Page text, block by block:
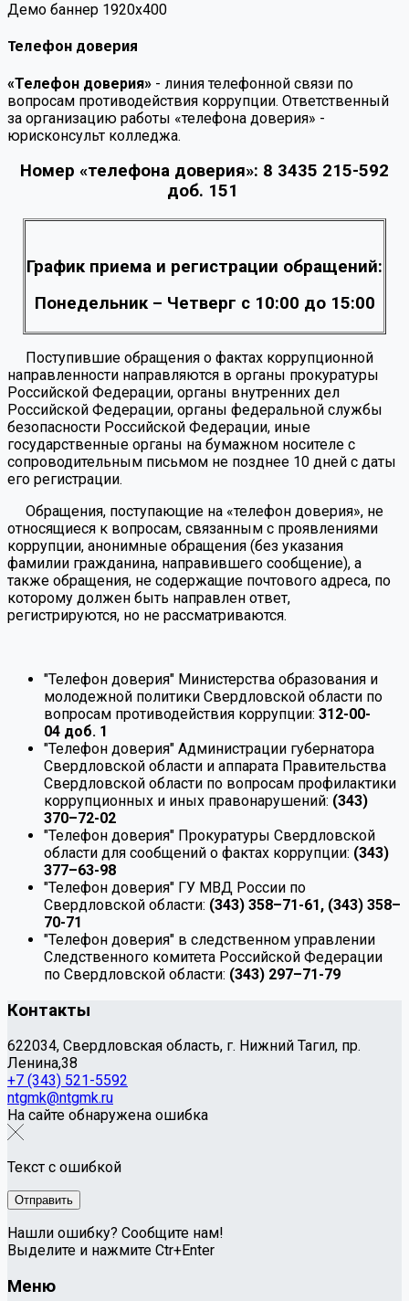
Демо баннер 1920х400
Телефон доверия
«Телефон доверия» - линия телефонной связи по
вопросам противодействия коррупции. Ответственный
за организацию работы «телефона доверия» -
юрисконсульт колледжа.
Номер «телефона доверия»: 8 3435 215-592
доб. 151
График приема и регистрации обращений:
Понедельник – Четверг с 10:00 до 15:00
Поступившие обращения о фактах коррупционной
направленности направляются в органы прокуратуры
Российской Федерации, органы внутренних дел
Российской Федерации, органы федеральной службы
безопасности Российской Федерации, иные
государственные органы на бумажном носителе с
сопроводительным письмом не позднее 10 дней с даты
его регистрации.
Обращения, поступающие на «телефон доверия», не
относящиеся к вопросам, связанным с проявлениями
коррупции, анонимные обращения (без указания
фамилии гражданина, направившего сообщение), а
также обращения, не содержащие почтового адреса, по
которому должен быть направлен ответ,
регистрируются, но не рассматриваются.
"Телефон доверия" Министерства образования и
молодежной политики Свердловской области по
вопросам противодействия коррупции: 312-00-
04 доб. 1
"Телефон доверия" Администрации губернатора
Свердловской области и аппарата Правительства
Свердловской области по вопросам профилактики
коррупционных и иных правонарушений: (343)
370–72-02
"Телефон доверия" Прокуратуры Свердловской
области для сообщений о фактах коррупции: (343)
377–63-98
"Телефон доверия" ГУ МВД России по
Свердловской области: (343) 358–71-61, (343) 358–
70-71
"Телефон доверия" в следственном управлении
Следственного комитета Российской Федерации
по Свердловской области: (343) 297–71-79
Контакты
622034, Свердловская область, г. Нижний Тагил, пр.
Ленина,38
+7 (343) 521-5592
ntgmk@ntgmk.ru
На сайте обнаружена ошибка
Текст с ошибкой
Нашли ошибку? Сообщите нам!
Выделите и нажмите Ctr+Enter
Меню